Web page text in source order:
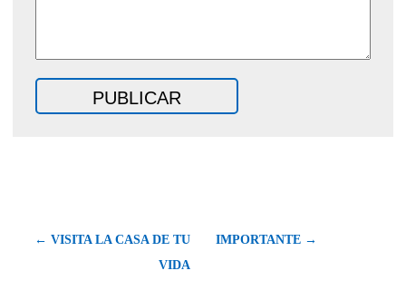
← VISITA LA CASA DE TU
VIDA
IMPORTANTE →